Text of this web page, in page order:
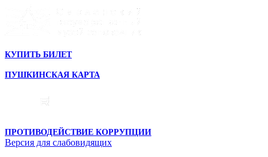
КУПИТЬ БИЛЕТ
ПУШКИНСКАЯ КАРТА
ПРОТИВОДЕЙСТВИЕ КОРРУПЦИИ
Версия для слабовидящих